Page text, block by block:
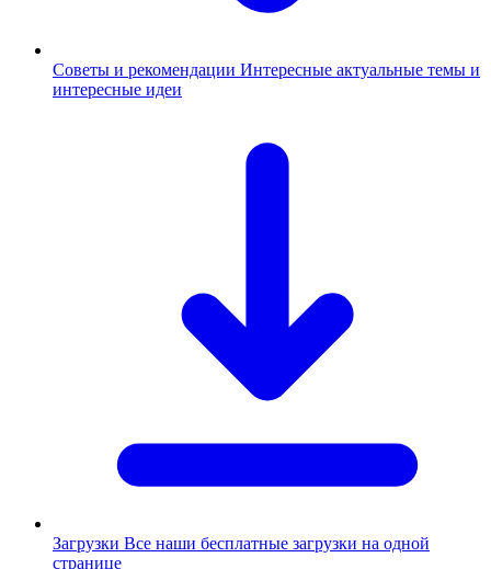
Советы и рекомендации Интересные актуальные темы и
интересные идеи
Загрузки Все наши бесплатные загрузки на одной
странице